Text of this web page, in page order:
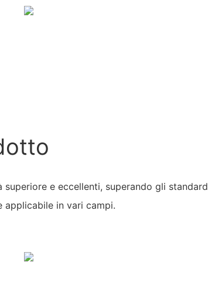
e eccellenti, superando gli standard
applicabile in vari campi.